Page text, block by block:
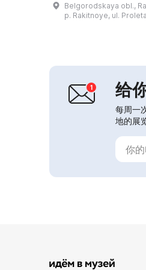
销。1996年12月，博物
耶镇中心获得了自己的
址。展览设在古老的庄
Belgorodskaya obl.,
p. Rakitnoye, ul.
给
每周一
地的展